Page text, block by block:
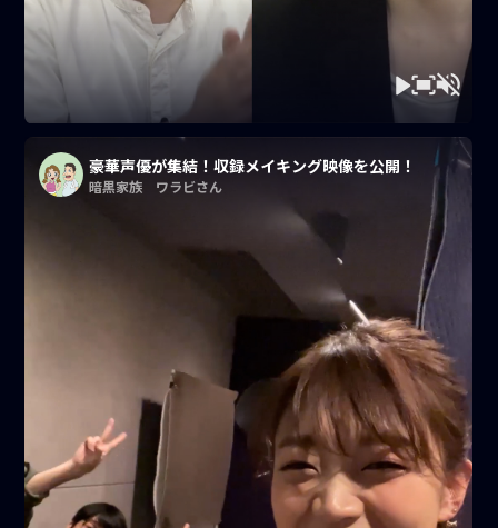
豪華声優が集結！収録メイキング映像を公開！
暗黒家族 ワラビさん